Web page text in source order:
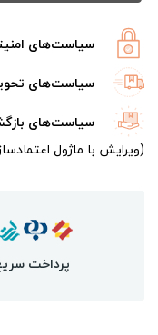
سیاست‌های
سیاست‌های
سیاست‌های
(ویرایش با ماژول
پرداخت